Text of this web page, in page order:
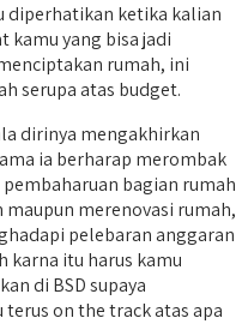
diperhatikan ketika kalian
kamu yang bisa jadi
rumah, ini
serupa atas budget.
dirinya mengakhirkan
ia berharap merombak
bagian rumah
merenovasi rumah,
pelebaran anggaran
karna itu harus kamu
di BSD supaya
on the track atas apa